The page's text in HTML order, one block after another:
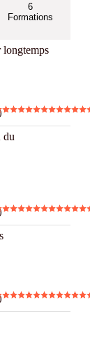
6
Formations
longtemps
du